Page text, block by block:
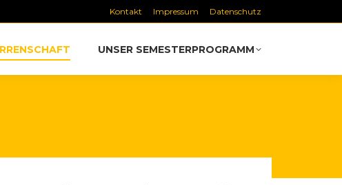
Kontakt Impressum Datenschutz
UNSER SEMESTERPROGRAMM